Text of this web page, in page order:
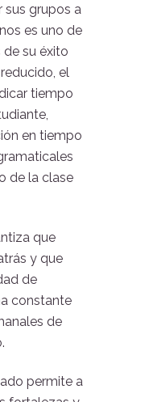
sus grupos a
es uno de
su éxito
el
tiempo
en tiempo
de la clase
que
y que
de
constante
de
permite a